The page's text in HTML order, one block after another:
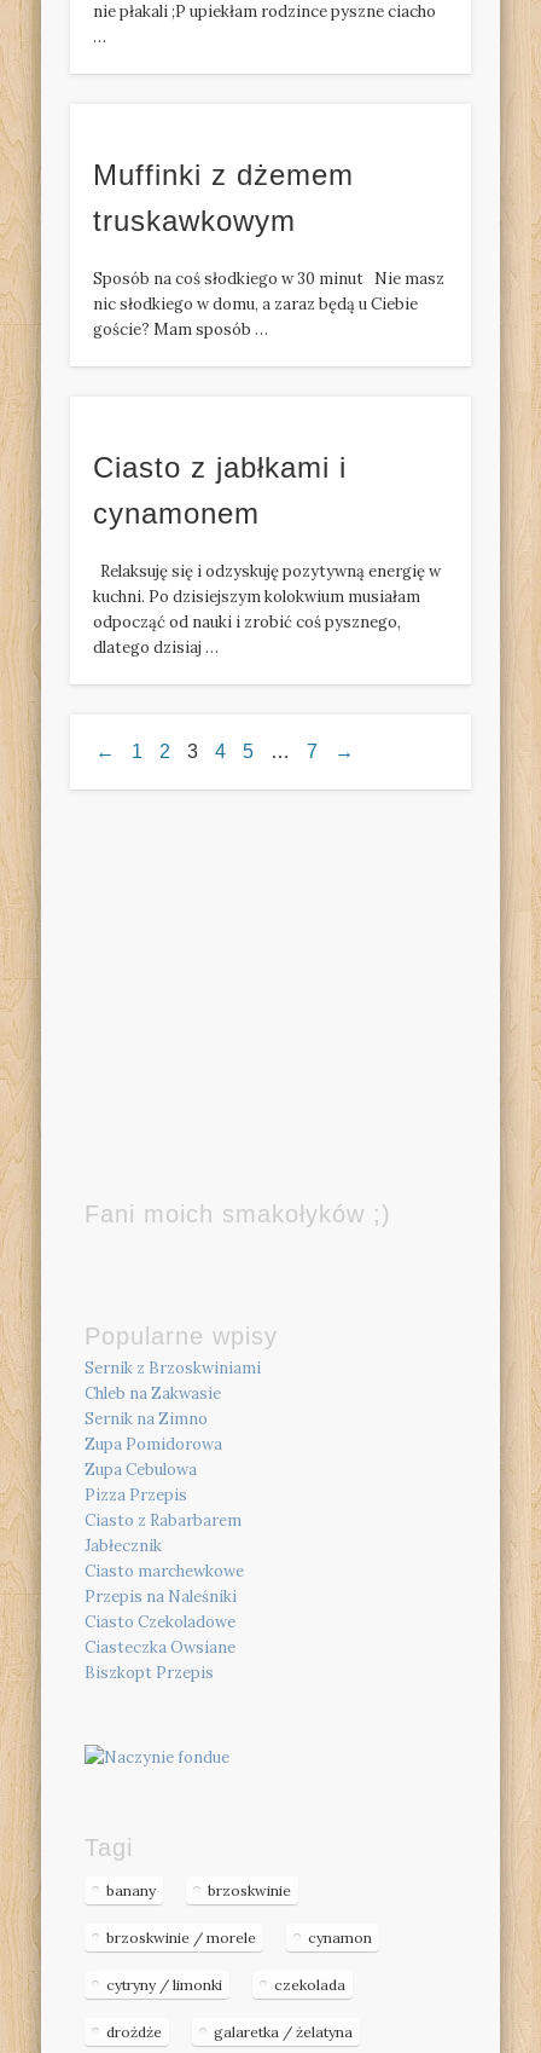
nie płakali ;P upiekłam rodzince pyszne ciacho
…
Muffinki z dżemem
truskawkowym
Sposób na coś słodkiego w 30 minut Nie masz
nic słodkiego w domu, a zaraz będą u Ciebie
goście? Mam sposób …
Ciasto z jabłkami i
cynamonem
Relaksuję się i odzyskuję pozytywną energię w
kuchni. Po dzisiejszym kolokwium musiałam
odpocząć od nauki i zrobić coś pysznego,
dlatego dzisiaj …
← 1 2 3 4 5 … 7 →
Fani moich smakołyków ;)
Popularne wpisy
Sernik z Brzoskwiniami
Chleb na Zakwasie
Sernik na Zimno
Zupa Pomidorowa
Zupa Cebulowa
Pizza Przepis
Ciasto z Rabarbarem
Jabłecznik
Ciasto marchewkowe
Przepis na Naleśniki
Ciasto Czekoladowe
Ciasteczka Owsiane
Biszkopt Przepis
Tagi
banany brzoskwinie
brzoskwinie / morele cynamon
cytryny / limonki czekolada
drożdże galaretka / żelatyna